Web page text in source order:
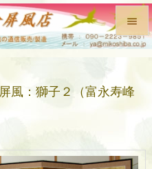



前へ

検索
風：獅子２（富永寿峰